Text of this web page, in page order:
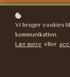
Vi bruger cookies
kommunikation.
Lær mere eller